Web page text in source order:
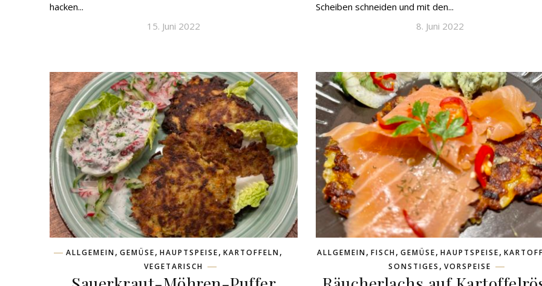
hacken...
15. Juni 2022
Scheiben schneiden und mit den...
8. Juni 2022
ALLGEMEIN, GEMÜSE, HAUPTSPEISE, KARTOFFELN,
VEGETARISCH
ALLGEMEIN, FISCH, GEMÜSE, HAUPTSPEISE,
SONSTIGES , VORSPEISE